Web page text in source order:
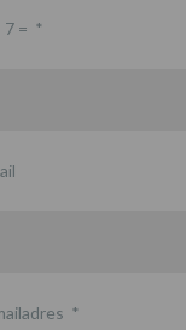
7 = *
*